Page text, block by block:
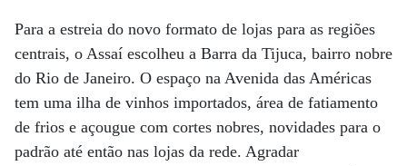
Para a estreia do novo formato de lojas para as regiões
centrais, o Assaí escolheu a Barra da Tijuca, bairro nobre
do Rio de Janeiro. O espaço na Avenida das Américas
tem uma ilha de vinhos importados, área de fatiamento
de frios e açougue com cortes nobres, novidades para o
padrão até então nas lojas da rede. Agradar